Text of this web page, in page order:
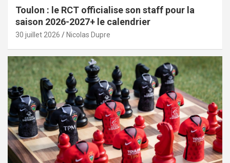
Toulon : le RCT officialise son staff pour la
saison 2026-2027+ le calendrier
30 juillet 2026 Nicolas Dupre